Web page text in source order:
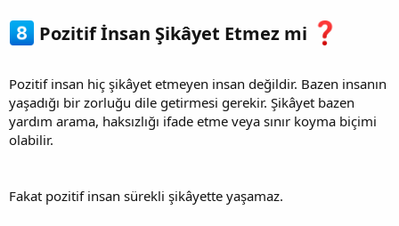
Pozitif İnsan Şikâyet Etmez mi
Pozitif insan hiç şikâyet etmeyen insan değildir. Bazen insanın
yaşadığı bir zorluğu dile getirmesi gerekir. Şikâyet bazen
yardım arama, haksızlığı ifade etme veya sınır koyma biçimi
olabilir.
Fakat pozitif insan sürekli şikâyette yaşamaz.